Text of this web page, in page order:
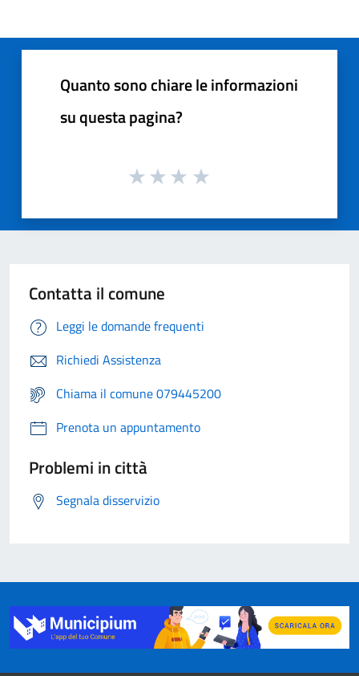
Quanto sono chiare le informazioni
su questa pagina?
Contatta il comune
Leggi le domande frequenti
Richiedi Assistenza
Chiama il comune 079445200
Prenota un appuntamento
Problemi in città
Segnala disservizio